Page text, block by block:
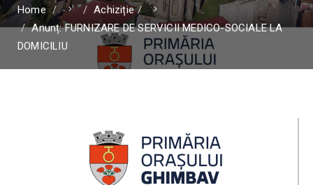
Home
Achiziție
Anunț: FURNIZARE DE SERVICII MEDICO-SOCIALE LA
DOMICILIU